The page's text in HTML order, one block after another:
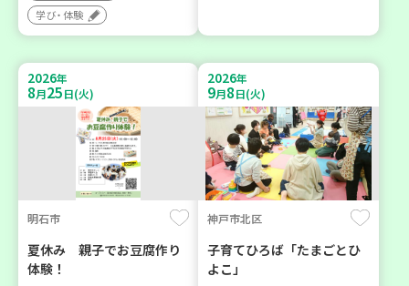
学び・体験
2026年
8月25日(火)
明石市
夏休み 親子でお豆腐作り
体験！
2026年
9月8日(火)
神戸市北区
子育てひろば「たまごとひ
よこ」